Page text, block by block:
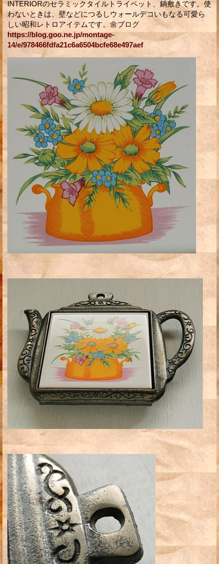
INTERIORのセラミックタイルトライベット、鍋敷きです。使
わないときは、壁などにつるしウォールデコいもなる可愛ら
しい昭和レトロアイテムです。🌼ブログ
https://blog.goo.ne.jp/montage-
14/e/978466fdfa21c6a6504bcfe68e497aef